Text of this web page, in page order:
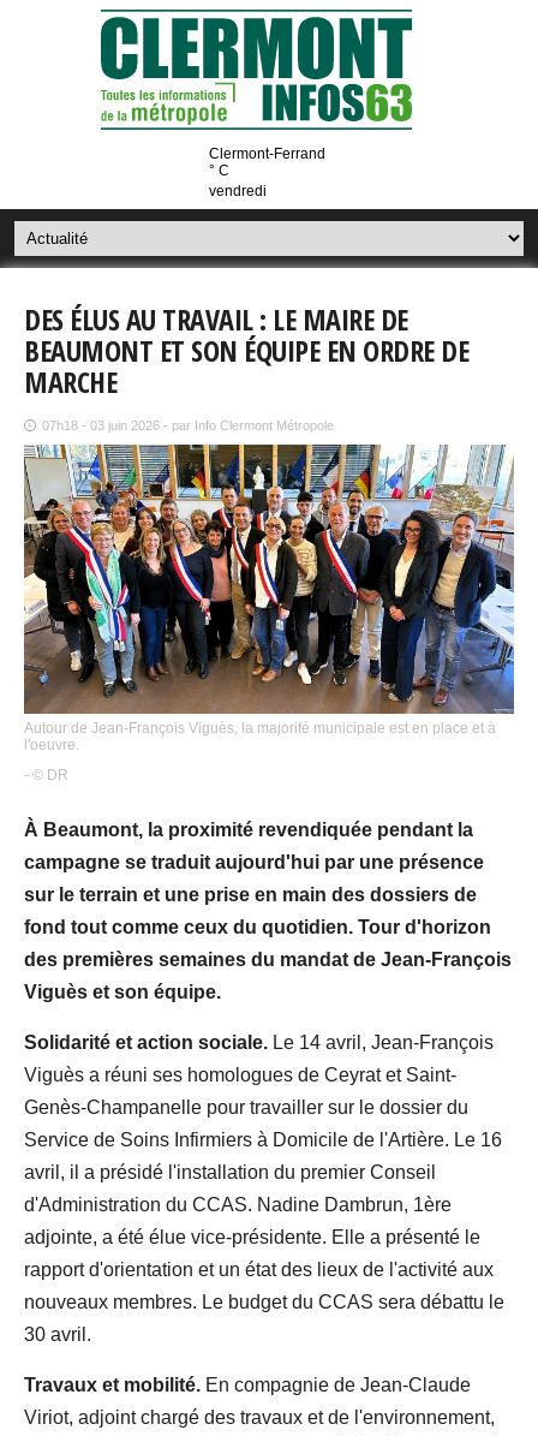
Clermont-Ferrand
° C
vendredi
DES ÉLUS AU TRAVAIL : LE MAIRE DE
BEAUMONT ET SON ÉQUIPE EN ORDRE DE
MARCHE
07h18 - 03 juin 2026 - par Info Clermont Métropole
Autour de Jean-François Viguès, la majorité municipale est en place et à
l'oeuvre.
- © DR
À Beaumont, la proximité revendiquée pendant la
campagne se traduit aujourd'hui par une présence
sur le terrain et une prise en main des dossiers de
fond tout comme ceux du quotidien. Tour d'horizon
des premières semaines du mandat de Jean-François
Viguès et son équipe.
Solidarité et action sociale. Le 14 avril, Jean-François
Viguès a réuni ses homologues de Ceyrat et Saint-
Genès-Champanelle pour travailler sur le dossier du
Service de Soins Infirmiers à Domicile de l'Artière. Le 16
avril, il a présidé l'installation du premier Conseil
d'Administration du CCAS. Nadine Dambrun, 1ère
adjointe, a été élue vice-présidente. Elle a présenté le
rapport d'orientation et un état des lieux de l'activité aux
nouveaux membres. Le budget du CCAS sera débattu le
30 avril.
Travaux et mobilité. En compagnie de Jean-Claude
Viriot, adjoint chargé des travaux et de l'environnement,